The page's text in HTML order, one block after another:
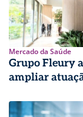
Mercado da Saúde
Grupo Fleury
ampliar